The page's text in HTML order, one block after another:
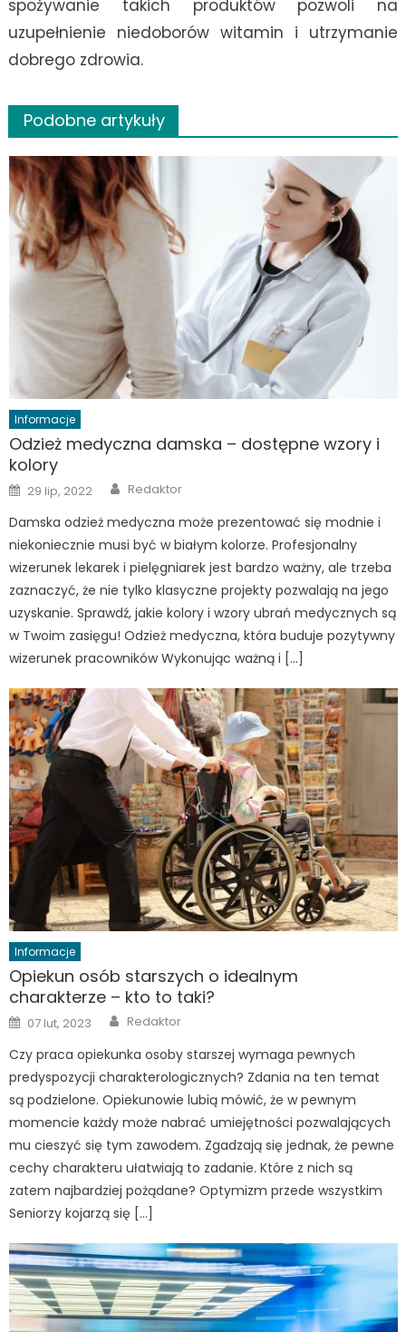
spożywanie takich produktów pozwoli na
uzupełnienie niedoborów witamin i utrzymanie
dobrego zdrowia.
Podobne artykuły
Informacje
Odzież medyczna damska – dostępne wzory i
kolory
Posted
on
29 lip, 2022 Author
Redaktor
Damska odzież medyczna może prezentować się modnie i
niekoniecznie musi być w białym kolorze. Profesjonalny
wizerunek lekarek i pielęgniarek jest bardzo ważny, ale trzeba
zaznaczyć, że nie tylko klasyczne projekty pozwalają na jego
uzyskanie. Sprawdź, jakie kolory i wzory ubrań medycznych są
w Twoim zasięgu! Odzież medyczna, która buduje pozytywny
wizerunek pracowników Wykonując ważną i […]
Informacje
Opiekun osób starszych o idealnym
charakterze – kto to taki?
Posted
on
07 lut, 2023 Author
Redaktor
Czy praca opiekunka osoby starszej wymaga pewnych
predyspozycji charakterologicznych? Zdania na ten temat
są podzielone. Opiekunowie lubią mówić, że w pewnym
momencie każdy może nabrać umiejętności pozwalających
mu cieszyć się tym zawodem. Zgadzają się jednak, że pewne
cechy charakteru ułatwiają to zadanie. Które z nich są
zatem najbardziej pożądane? Optymizm przede wszystkim
Seniorzy kojarzą się […]